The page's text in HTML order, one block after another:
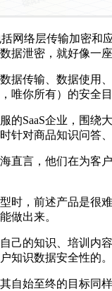
络层传输加密和应
据泄密，就好像一
传输、数据使用、
唯你所有）的安全目
SaaS企业，围绕大
针对商品知识问答
言，他们在为客户
，前述产品是很难
做出来。
的知识、培训内容
知识数据安全性的。
始至终的目标同样